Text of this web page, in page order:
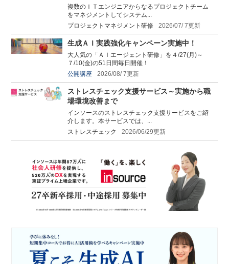
複数のＩＴエンジニアからなるプロジェクトチーム
をマネジメントしてシステム...
プロジェクトマネジメント研修
2026/07/ 7更新
生成ＡＩ実践強化キャンペーン実施中！
大人気の「ＡＩエージェント研修」を４/27(月)～
７/10(金)の51日間毎日開催！
公開講座
2026/08/ 7更新
ストレスチェック支援サービス～実施から職
場環境改善まで
インソースのストレスチェック支援サービスをご紹
介します。本サービスでは、...
ストレスチェック
2026/06/29更新